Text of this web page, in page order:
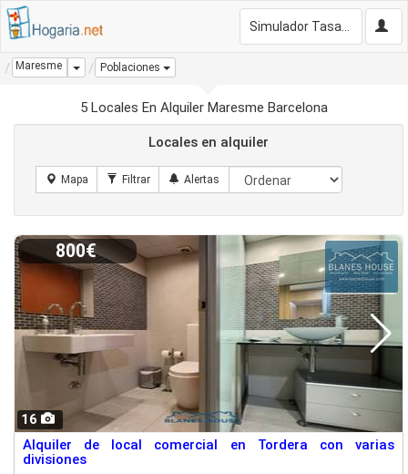
Maresme Dropdown
Poblaciones
5 Locales En Alquiler Maresme Barcelona
Locales en alquiler
16
800€
Alquiler de local comercial en Tordera con varias
divisiones